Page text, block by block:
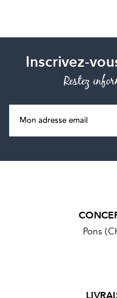
Inscrivez-
Restez
Pons